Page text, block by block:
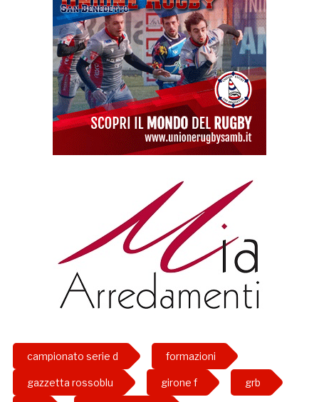
campionato serie d formazioni
gazzetta rossoblu girone f grb